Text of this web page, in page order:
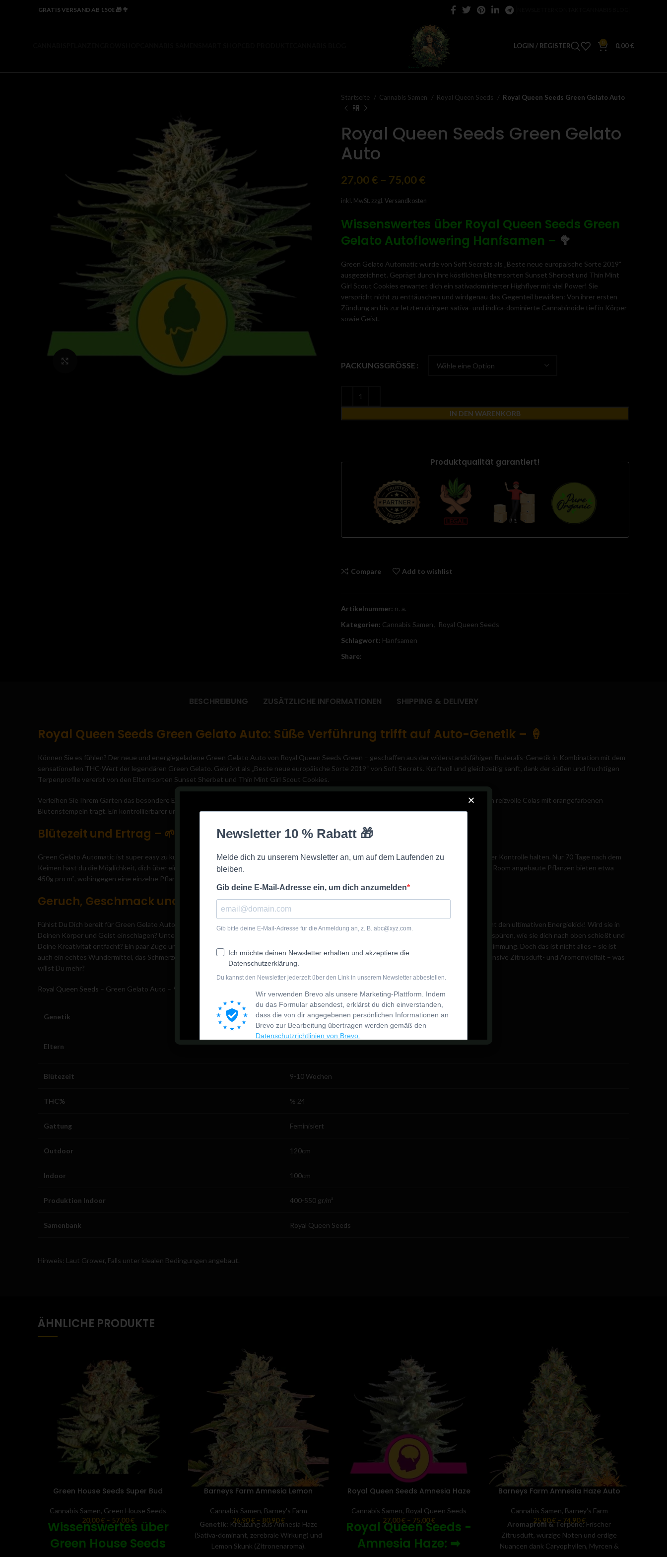
GRATIS VERSAND AB 150€ 🎁 🥦
LOGIN / REGISTER 0 0,00€
Startseite Cannabis Samen Royal Queen Seeds Royal Queen Seeds Green Gelato Auto
Royal Queen Seeds Green Gelato
Auto
27,00€ – 75,00€
inkl. MwSt. zzgl. Versandkosten
Wissenswertes über Royal Queen Seeds Green
Gelato Autoflowering Hanfsamen – 🥦
Green Gelato Automatic wurde von Soft Secrets als „Beste neue europäische Sorte 2019“
ausgezeichnet. Geprägt durch ihre köstlichen Elternsorten Sunset Sherbet und Thin Mint
Girl Scout Cookies erwartet dich ein sativadominierter Highflyer mit viel Power! Sie
verspricht nicht zu enttäuschen und wirdgenau das Gegenteil bewirken: Von ihrer ersten
Zündung an bis zur letzten dringen sativa- und indica-dominierte Cannabinoide tief in Körper
sowie Geist.
PACKUNGSGRÖSSE
IN DEN WARENKORB
Produktqualität garantiert!
Compare Add to wishlist
Artikelnummer: n. a.
Kategorien: Cannabis Samen , Royal Queen Seeds
Schlagwort: Hanfsamen
Share:
BESCHREIBUNG ZUSÄTZLICHE INFORMATIONEN SHIPPING & DELIVERY
Royal Queen Seeds Green Gelato Auto: Süße Verführung trifft auf Auto-Genetik – 🍦
Können Sie es fühlen? Der neue und energiegeladene Green Gelato Auto von Royal Queen Seeds Green – geschaffen aus der widerstandsfähigen Ruderalis-Genetik in Kombination mit dem
sensationellen THC-Wert der legendären Green Gelato. Gekrönt als „Beste neue europäische Sorte 2019“ von Soft Secrets. Kraftvoll und gleichzeitig sanft, dank der süßen und fruchtigen
Terpenprofile vererbt von den Elternsorten Sunset Sherbet und Thin Mint Girl Scout Cookies.
Verleihen Sie Ihrem Garten das besondere Etwas? Green Gelato Automatic, die leicht sativadominierte Sorte, welche dichte, kompakte und optisch reizvolle Colas mit orangefarbenen
Blütenstempeln trägt. Ein kontrollierbarer und stämmiger Wuchs in buschiger Erscheinung – Seien Sie Ihren Nachbarn ein paar Schritte voraus!
Blütezeit und Ertrag – 🌱
Green Gelato Automatic ist super easy zu kultivieren und eignet sich perfekt für Einsteiger. Sie wird nicht höher als 120cm und lässt sich leicht unter Kontrolle halten. Nur 70 Tage nach dem
Keimen hast du die Möglichkeit, dich über eine beeindruckende Ernte zu freuen! Ihre großen und schmalen Colas glitzern vor Trichomen – im Grow Room angebaute Pflanzen bieten etwa
450g pro m², wohingegen eine einzelne Pflanze im Freien etwa 100g produziert.
Geruch, Geschmack und Wirkung –👅
Fühlst Du Dich bereit für Green Gelato Automatic? Mit einem THC Gehalt von 24% vereint sie sowohl Sativa- als auch Indica-Genetik und verspricht den ultimativen Energiekick! Wird sie in
Deinen Körper und Geist einschlagen? Unterschätze sie nicht – sie ist eine der potentesten autoflowering Sorten, die Du finden kannst! Wirst Du spüren, wie sie dich nach oben schießt und
Deine Kreativität entfacht? Ein paar Züge und die Party kann beginnen – Green Gelato Automatic sorgt für geselligen Smalltalk und die perfekte Stimmung. Doch das ist nicht alles – sie ist
auch ein echtes Wundermittel, das Schmerzen lindert, die Stimmung hebt und sogar den Appetit steigert. All das und noch viel mehr – dazu die intensive Zitrusduft- und Aromenvielfalt – was
willst Du mehr?
Royal Queen Seeds – Green Gelato Auto – 🌳
Genetik Ruderalis/Indica/Sativa
Eltern
Green Gelato x Cookies Auto
Blütezeit 9-10 Wochen
THC% % 24
Gattung Feminisiert
Outdoor 120cm
Indoor 100cm
Produktion Indoor 400-550 gr/m²
Samenbank Royal Queen Seeds
Hinweis: Laut Grower, Falls unter idealen Bedingungen angebaut.
ÄHNLICHE PRODUKTE
Green House Seeds Super Bud
Cannabis Samen, Green House Seeds
20,00€– 57,00€
Wissenswertes über
Green House Seeds
Barneys Farm Amnesia Lemon
Cannabis Samen, Barney's Farm
26,90€– 80,90€
Genetik: Kreuzung aus Amnesia Haze
(Sativa-dominant, zerebrale Wirkung) und
Lemon Skunk (Zitronenaroma).
Royal Queen Seeds Amnesia Haze
Cannabis Samen, Royal Queen Seeds
27,00€– 75,00€
Royal Queen Seeds -
Amnesia Haze: ➡
Barneys Farm Amnesia Haze Auto
Cannabis Samen, Barney's Farm
25,90€– 74,90€
Aromaprofil & Terpene: Frischer
Zitrusduft, würzige Noten und erdige
Nuancen dank Caryophyllen, Myrcen &